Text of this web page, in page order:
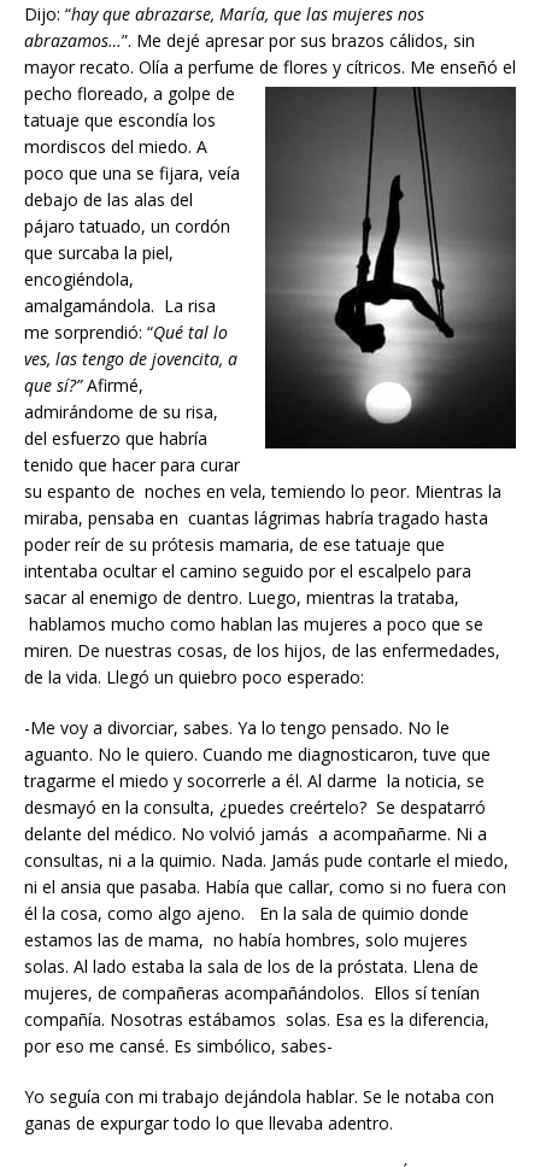
Dijo: “hay que abrazarse, María, que las mujeres nos
abrazamos…”. Me dejé apresar por sus brazos cálidos, sin
mayor recato. Olía a perfume de flores y cítricos. Me enseñó el
pecho floreado, a golpe de
tatuaje que escondía los
mordiscos del miedo. A
poco que una se fijara, veía
debajo de las alas del
pájaro tatuado, un cordón
que surcaba la piel,
encogiéndola,
amalgamándola. La risa
me sorprendió: “Qué tal lo
ves, las tengo de jovencita, a
que sí?”Afirmé,
admirándome de su risa,
del esfuerzo que habría
tenido que hacer para curar
su espanto de noches en vela, temiendo lo peor. Mientras la
miraba, pensaba en cuantas lágrimas habría tragado hasta
poder reír de su prótesis mamaria, de ese tatuaje que
intentaba ocultar el camino seguido por el escalpelo para
sacar al enemigo de dentro. Luego, mientras la trataba,
hablamos mucho como hablan las mujeres a poco que se
miren. De nuestras cosas, de los hijos, de las enfermedades,
de la vida. Llegó un quiebro poco esperado:
-Me voy a divorciar, sabes. Ya lo tengo pensado. No le
aguanto. No le quiero. Cuando me diagnosticaron, tuve que
tragarme el miedo y socorrerle a él. Al darme la noticia, se
desmayó en la consulta, ¿puedes creértelo? Se despatarró
delante del médico. No volvió jamás a acompañarme. Ni a
consultas, ni a la quimio. Nada. Jamás pude contarle el miedo,
ni el ansia que pasaba. Había que callar, como si no fuera con
él la cosa, como algo ajeno. En la sala de quimio donde
estamos las de mama, no había hombres, solo mujeres
solas. Al lado estaba la sala de los de la próstata. Llena de
mujeres, de compañeras acompañándolos. Ellos sí tenían
compañía. Nosotras estábamos solas. Esa es la diferencia,
por eso me cansé. Es simbólico, sabes-
Yo seguía con mi trabajo dejándola hablar. Se le notaba con
ganas de expurgar todo lo que llevaba adentro.